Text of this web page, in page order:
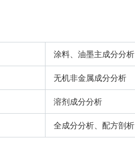
涂料、油墨主成分分析
无机非金属成分分析
溶剂成分分析
全成分分析、配方剖析